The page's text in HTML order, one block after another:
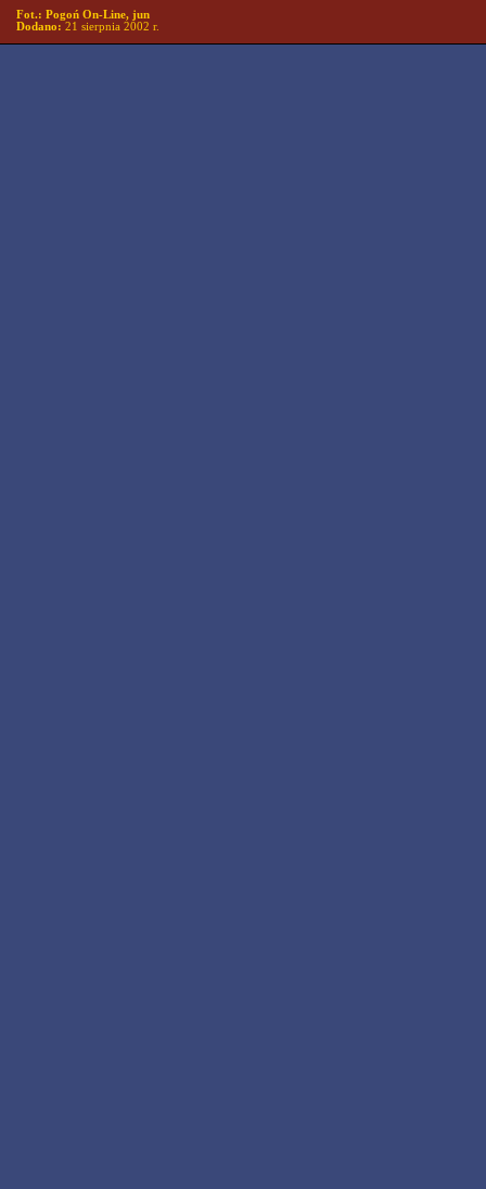
Fot.: Pogoń On-Line, jun
Dodano: 21 sierpnia 2002 r.